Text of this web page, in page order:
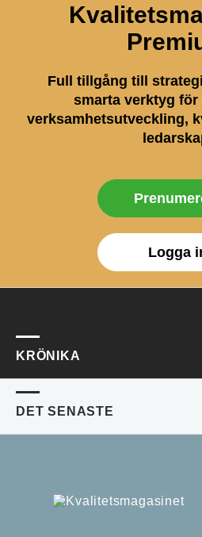
Full tillgång till
smarta verktyg för
verksamhetsutveckling,
Logga
KRÖNIKA
DET SENASTE